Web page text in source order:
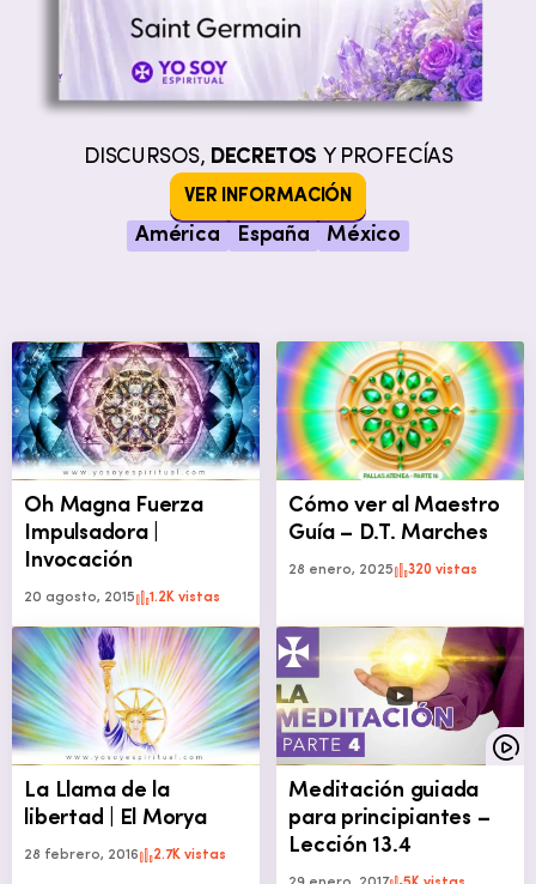
DISCURSOS, DECRETOS Y PROFECÍAS
VER INFORMACIÓN
América España México
Oh Magna Fuerza
Impulsadora |
Invocación
20 agosto, 2015 1.2K vistas
Cómo ver al Maestro
Guía – D.T. Marches
28 enero, 2025 320 vistas
La Llama de la
libertad | El Morya
28 febrero, 2016 2.7K vistas
Meditación guiada
para principiantes –
Lección 13.4